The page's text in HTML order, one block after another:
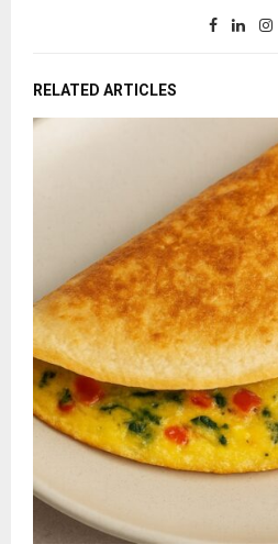
RELATED ARTICLES